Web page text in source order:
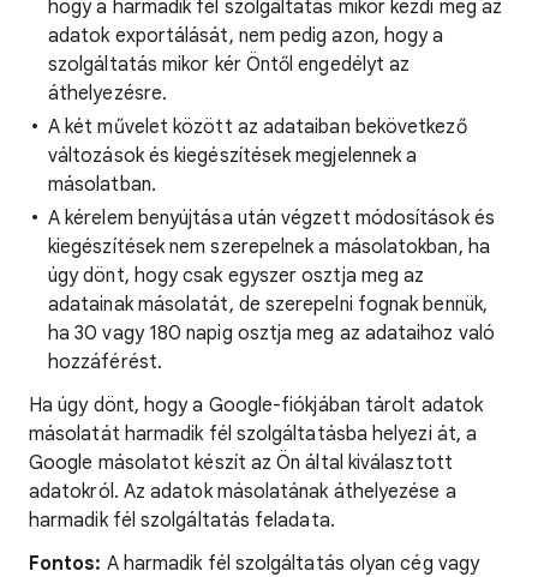
hogy a harmadik fél szolgáltatás mikor kezdi meg az
adatok exportálását, nem pedig azon, hogy a
szolgáltatás mikor kér Öntől engedélyt az
áthelyezésre.
A két művelet között az adataiban bekövetkező
változások és kiegészítések megjelennek a
másolatban.
A kérelem benyújtása után végzett módosítások és
kiegészítések nem szerepelnek a másolatokban, ha
úgy dönt, hogy csak egyszer osztja meg az
adatainak másolatát, de szerepelni fognak bennük,
ha 30 vagy 180 napig osztja meg az adataihoz való
hozzáférést.
Ha úgy dönt, hogy a Google-fiókjában tárolt adatok
másolatát harmadik fél szolgáltatásba helyezi át, a
Google másolatot készít az Ön által kiválasztott
adatokról. Az adatok másolatának áthelyezése a
harmadik fél szolgáltatás feladata.
Fontos: A harmadik fél szolgáltatás olyan cég vagy